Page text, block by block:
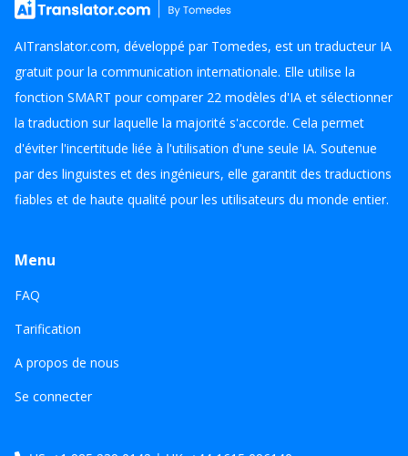
AITranslator.com, développé par Tomedes, est un traducteur IA
gratuit pour la communication internationale. Elle utilise la
fonction SMART pour comparer 22 modèles d'IA et sélectionner
la traduction sur laquelle la majorité s'accorde. Cela permet
d'éviter l'incertitude liée à l'utilisation d'une seule IA. Soutenue
par des linguistes et des ingénieurs, elle garantit des traductions
fiables et de haute qualité pour les utilisateurs du monde entier.
Menu
FAQ
Tarification
A propos de nous
Se connecter